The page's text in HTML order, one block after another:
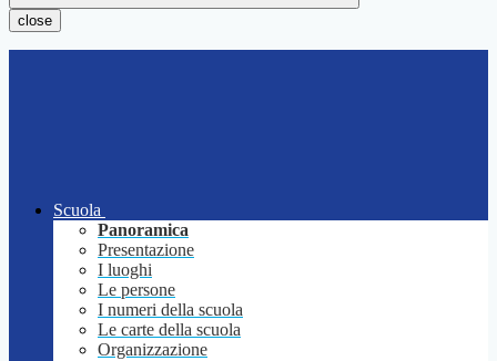
close
Scuola
Panoramica
Presentazione
I luoghi
Le persone
I numeri della scuola
Le carte della scuola
Organizzazione